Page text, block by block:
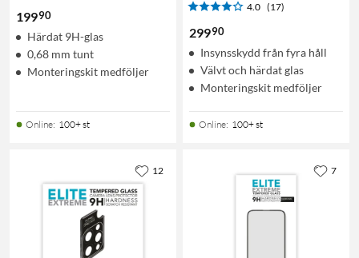
19990
Härdat 9H-glas
0,68 mm tunt
Monteringskit medföljer
Online: 100+ st
4.0 (17)
29990
Insynsskydd från fyra håll
Välvt och härdat glas
Monteringskit medföljer
Online: 100+ st
12 7